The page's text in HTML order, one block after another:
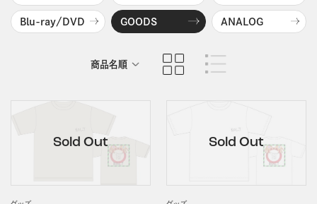
Blu-ray/DVD GOODS ANALOG
商品名順